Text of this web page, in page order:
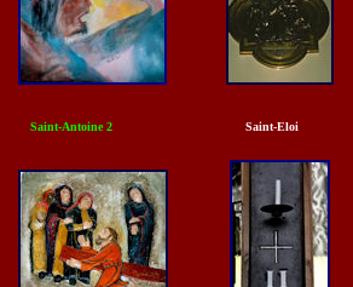
Saint-Antoine 2 Saint-Eloi